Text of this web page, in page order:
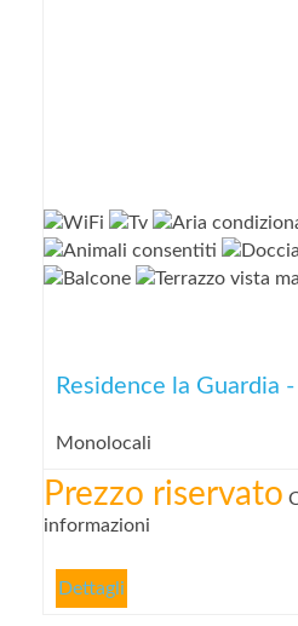
Residence la Guardia -
Monolocali
Prezzo riservato
informazioni
Dettagli